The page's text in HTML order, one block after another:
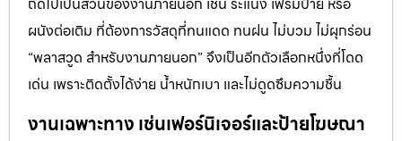
ผนังต่อเติม ที่ต้องการวัสดุที่ทนแดด ทนฝน ไม่บวม ไม่ผุกร่อน
“พลาสวูด สำหรับงานภายนอก” จึงเป็นอีกตัวเลือกหนึ่งที่โดด
เด่น เพราะติดตั้งได้ง่าย น้ำหนักเบา และไม่ดูดซึมความชื้น
งานเฉพาะทาง เช่นเฟอร์นิเจอร์และป้ายโฆษณา